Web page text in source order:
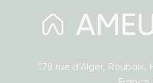
178 rue d'Alger,